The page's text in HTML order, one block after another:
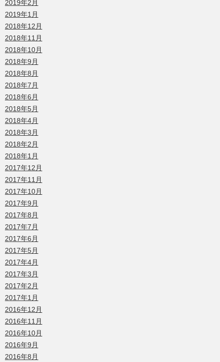
2019年2月
2019年1月
2018年12月
2018年11月
2018年10月
2018年9月
2018年8月
2018年7月
2018年6月
2018年5月
2018年4月
2018年3月
2018年2月
2018年1月
2017年12月
2017年11月
2017年10月
2017年9月
2017年8月
2017年7月
2017年6月
2017年5月
2017年4月
2017年3月
2017年2月
2017年1月
2016年12月
2016年11月
2016年10月
2016年9月
2016年8月